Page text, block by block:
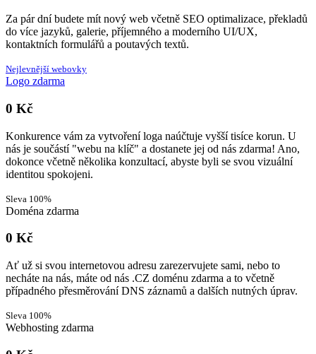
Za pár dní budete mít nový web včetně SEO optimalizace, překladů
do více jazyků, galerie, příjemného a moderního UI/UX,
kontaktních formulářů a poutavých textů.
Nejlevnější webovky
Logo zdarma
0 Kč
Konkurence vám za vytvoření loga naúčtuje vyšší tisíce korun. U
nás je součástí "webu na klíč" a dostanete jej od nás zdarma! Ano,
dokonce včetně několika konzultací, abyste byli se svou vizuální
identitou spokojeni.
Sleva 100%
Doména zdarma
0 Kč
Ať už si svou internetovou adresu zarezervujete sami, nebo to
necháte na nás, máte od nás .CZ doménu zdarma a to včetně
případného přesměrování DNS záznamů a dalších nutných úprav.
Sleva 100%
Webhosting zdarma